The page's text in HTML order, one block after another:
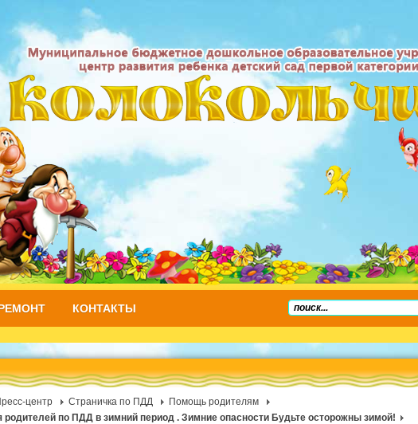
КОНТАКТЫ
центр Страничка по ПДД
Помощь родителям
родителей по ПДД в зимний период . Зимние опасности Будьте осторожны зимой!